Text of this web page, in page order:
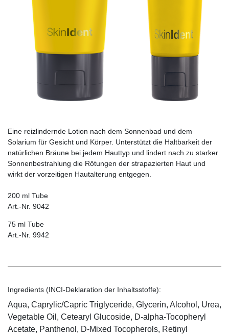
Eine reizlindernde Lotion nach dem Sonnenbad und dem
Solarium für Gesicht und Körper. Unterstützt die Haltbarkeit der
natürlichen Bräune bei jedem Hauttyp und lindert nach zu starker
Sonnenbestrahlung die Rötungen der strapazierten Haut und
wirkt der vorzeitigen Hautalterung entgegen.
200 ml Tube
Art.-Nr. 9042
75 ml Tube
Art.-Nr. 9942
Ingredients (INCI-Deklaration der Inhaltsstoffe):
Aqua, Caprylic/Capric Triglyceride, Glycerin, Alcohol, Urea,
Vegetable Oil, Cetearyl Glucoside, D-alpha-Tocopheryl
Acetate, Panthenol, D-Mixed Tocopherols, Retinyl